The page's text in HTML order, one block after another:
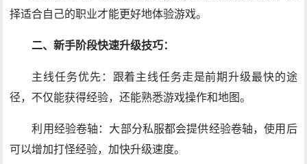
择适合自己的职业才能更好地体验游戏。
二、新手阶段快速升级技巧：
主线任务优先：跟着主线任务走是前期升级最快的途
径，不仅能获得经验，还能熟悉游戏操作和地图。
利用经验卷轴：大部分私服都会提供经验卷轴，使用后
可以增加打怪经验，加快升级速度。